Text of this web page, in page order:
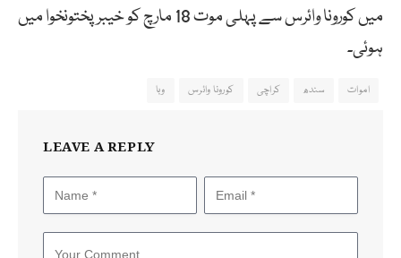
میں کورونا وائرس سے پہلی موت 18 مارچ کو خیبرپختونخوا میں
ہوئی۔
اموات سندھ کراچی کورونا وائرس وبا
LEAVE A REPLY